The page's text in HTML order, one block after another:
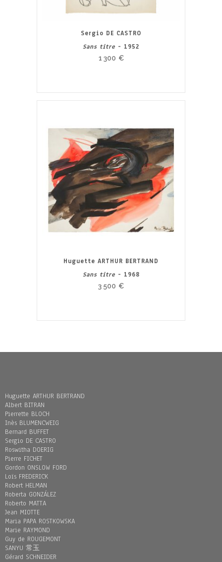
Sergio DE CASTRO
Sans titre - 1952
1 300 €
Huguette ARTHUR BERTRAND
Sans titre - 1968
3 500 €
Huguette ARTHUR BERTRAND
Albert BITRAN
Pierrette BLOCH
Inès BLUMENCWEIG
Bernard BUFFET
Sergio DE CASTRO
Roswitha DOERIG
Pierre FICHET
Gordon ONSLOW FORD
Loïs FREDERICK
Robert HELMAN
Roberta GONZÁLEZ
Roberto MATTA
Jean MIOTTE
Maria PAPA ROSTKOWSKA
Marie RAYMOND
Guy de ROUGEMONT
SANYU 常玉
Gérard SCHNEIDER